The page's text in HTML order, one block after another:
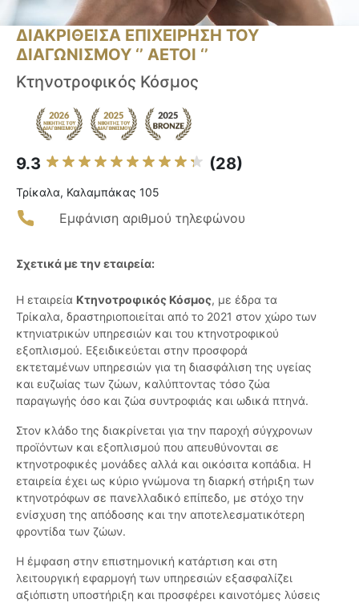
ΔΙΑΚΡΙΘΕΙΣΑ ΕΠΙΧΕΙΡΗΣΗ ΤΟΥ
ΔΙΑΓΩΝΙΣΜΟΥ ‘’ ΑΕΤΟΙ ‘’
Κτηνοτροφικός Κόσμος
9.3 (28)
Τρίκαλα, Καλαμπάκας 105
Εμφάνιση αριθμού τηλεφώνου
Σχετικά με την εταιρεία:
Η εταιρεία Κτηνοτροφικός Κόσμος, με έδρα τα
Τρίκαλα, δραστηριοποιείται από το 2021 στον χώρο των
κτηνιατρικών υπηρεσιών και του κτηνοτροφικού
εξοπλισμού. Εξειδικεύεται στην προσφορά
εκτεταμένων υπηρεσιών για τη διασφάλιση της υγείας
και ευζωίας των ζώων, καλύπτοντας τόσο ζώα
παραγωγής όσο και ζώα συντροφιάς και ωδικά πτηνά.
Στον κλάδο της διακρίνεται για την παροχή σύγχρονων
προϊόντων και εξοπλισμού που απευθύνονται σε
κτηνοτροφικές μονάδες αλλά και οικόσιτα κοπάδια. Η
εταιρεία έχει ως κύριο γνώμονα τη διαρκή στήριξη των
κτηνοτρόφων σε πανελλαδικό επίπεδο, με στόχο την
ενίσχυση της απόδοσης και την αποτελεσματικότερη
φροντίδα των ζώων.
Η έμφαση στην επιστημονική κατάρτιση και στη
λειτουργική εφαρμογή των υπηρεσιών εξασφαλίζει
αξιόπιστη υποστήριξη και προσφέρει καινοτόμες λύσεις